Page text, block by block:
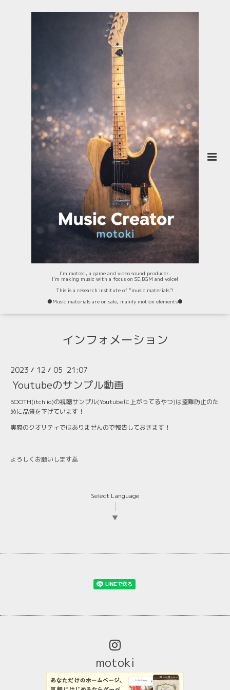
I'm motoki, a game and video sound producer.
I'm making music with a focus on SE,BGM and voice!
This is a research institute of "music materials"!
⚫️Music materials are on sale, mainly motion elements⚫️
インフォメーション
2023 / 12 / 05 21:07
Youtubeのサンプル動画
BOOTH(itch io)の視聴サンプル(Youtubeに上がってるやつ)は盗難防止のた
めに品質を下げています！
実際のクオリティではありませんので報告しておきます！
よろしくお願いします🙇
Select Language
▼
motoki